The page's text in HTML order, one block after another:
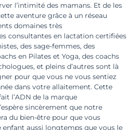
l’intimité des mamans. Et de les
aventure grâce à un réseau
domaines très
consultantes en lactation certifiées
des sage-femmes, des
en Pilates et Yoga, des coachs
et pleins d’autres sont là
pour que vous ne vous sentiez
dans votre allaitement. Cette
l’ADN de la marque
sincèrement que notre
du bien-être pour que vous
enfant aussi longtemps que vous le